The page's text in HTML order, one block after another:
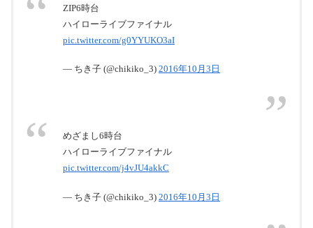
2016年10月1日
THE LIVE
10/1(土)より開催されるHiGH&LOW THE LIVE＠京セ
2016
ZIP6時台
ハイローライブファイナル
pic.twitter.com/g0YYUKO3aI
— ちき子 (@chikiko_3) 2016年10月3日
めざまし6時台
ハイローライブファイナル
pic.twitter.com/j4vJU4akkC
— ちき子 (@chikiko_3) 2016年10月3日